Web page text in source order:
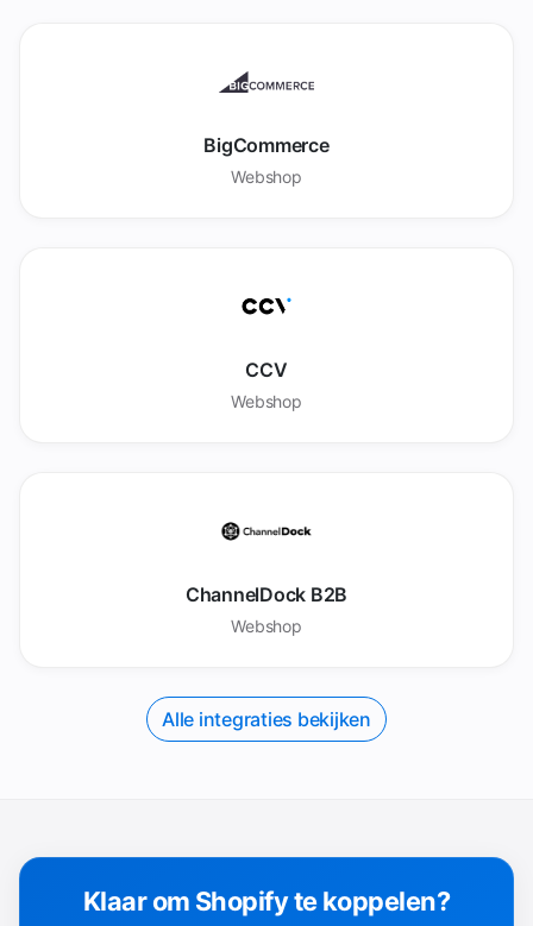
BigCommerce
Webshop
CCV
Webshop
ChannelDock B2B
Webshop
Alle integraties bekijken
Klaar om Shopify te koppelen?